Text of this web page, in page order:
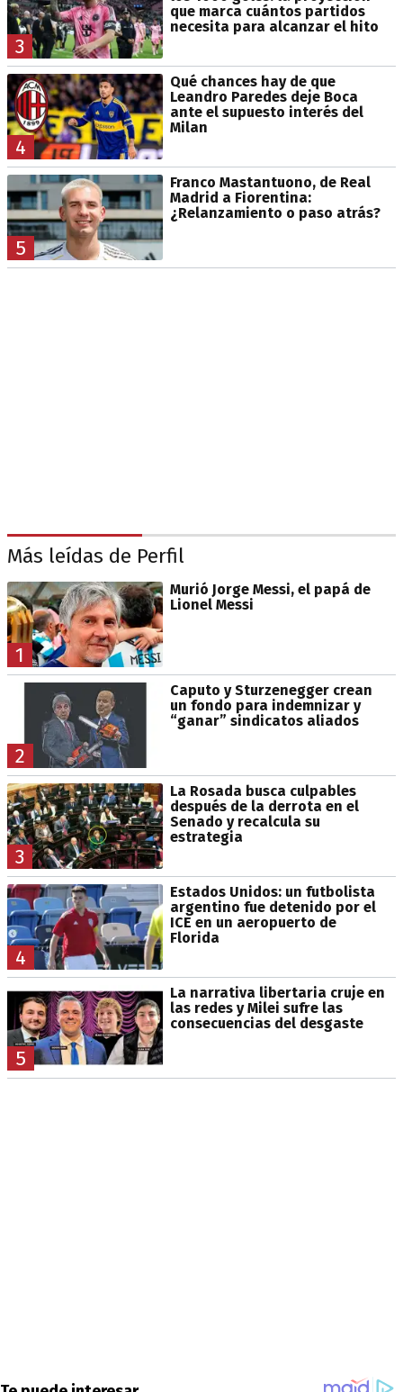
3
que marca cuántos partidos
necesita para alcanzar el hito
4
Qué chances hay de que
Leandro Paredes deje Boca
ante el supuesto interés del
Milan
5
Franco Mastantuono, de Real
Madrid a Fiorentina:
¿Relanzamiento o paso atrás?
Más leídas de Perfil
1
Murió Jorge Messi, el papá de
Lionel Messi
2
Caputo y Sturzenegger crean
un fondo para indemnizar y
“ganar” sindicatos aliados
3
La Rosada busca culpables
después de la derrota en el
Senado y recalcula su
estrategia
4
Estados Unidos: un futbolista
argentino fue detenido por el
ICE en un aeropuerto de
Florida
5
La narrativa libertaria cruje en
las redes y Milei sufre las
consecuencias del desgaste